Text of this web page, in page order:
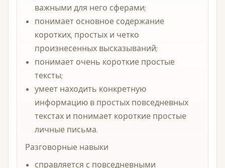
важными для него сферами;
понимает основное содержание
коротких, простых и четко
произнесенных высказываний;
понимает очень короткие простые
тексты;
умеет находить конкретную
информацию в простых повседневных
текстах и понимает короткие простые
личные письма.
Разговорные навыки
справляется с повседневными